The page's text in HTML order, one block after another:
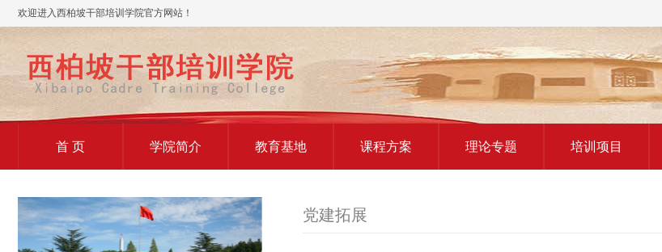
欢迎进入西柏坡干部培训学院官方网站！
首 页 学院简介 教育基地 课程方案 理论专题 培训项目
党建拓展